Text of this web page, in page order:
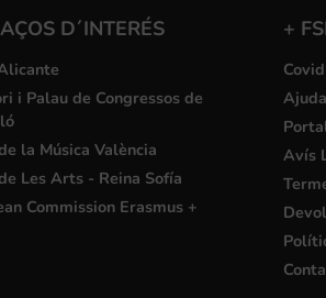
D´INTERÉS
i Palau de Congressos de
la Música València
Les Arts - Reina Sofía
Commission Erasmus +
+
Avís